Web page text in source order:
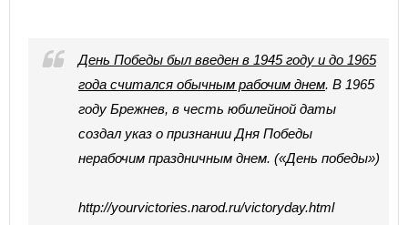
День Победы был введен в 1945 году и до 1965
года считался обычным рабочим днем. В 1965
году Брежнев, в честь юбилейной даты
создал указ о признании Дня Победы
нерабочим праздничным днем. («День победы»)
http://yourvictories.narod.ru/victoryday.html